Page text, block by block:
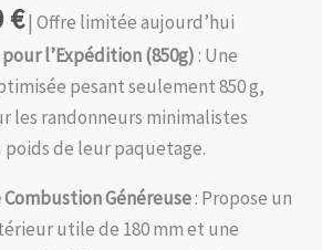
€| Offre limitée aujourd’hui
l’Expédition (850g): Une
pesant seulement 850 g,
les randonneurs minimalistes
de leur paquetage.
Généreuse: Propose un
utile de 180 mm et une